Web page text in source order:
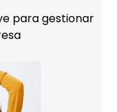
para gestionar